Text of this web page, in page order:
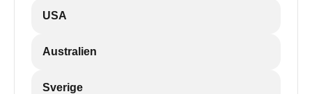
USA
Australien
Sverige